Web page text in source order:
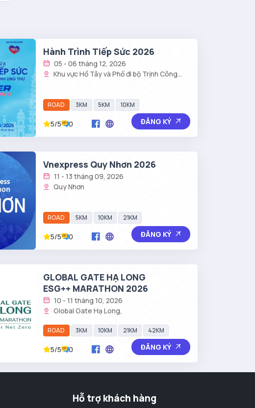
Hành Trình Tiếp Sức 2026
05 - 06 tháng 12, 2026
Khu vực Hồ Tây và Phố đi bộ Trịnh Công
ROAD 3KM 5KM 10KM
5/5 0 ĐĂNG KÝ
Vnexpress Quy Nhơn 2026
11 - 13 tháng 09, 2026
Quy Nhơn
ROAD 5KM 10KM 21KM
5/5 0 ĐĂNG KÝ
GLOBAL GATE HẠ LONG
ESG++ MARATHON 2026
10 - 11 tháng 10, 2026
Global Gate Hạ Long,
ROAD 3KM 10KM 21KM 42KM
5/5 0 ĐĂNG KÝ
Hỗ trợ khách hàng